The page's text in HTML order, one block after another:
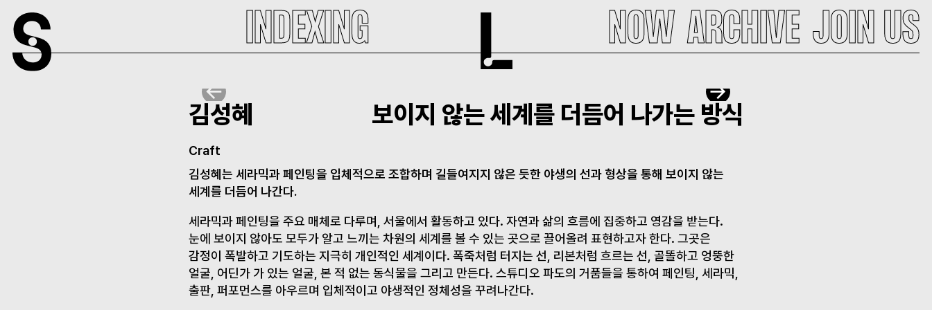
content
INDEXING NOW ARCHIVE JOIN US
김성혜 보이지 않는 세계를 더듬어 나가는 방식
Craft
김성혜는 세라믹과 페인팅을 입체적으로 조합하며 길들여지지 않은 듯한 야생의 선과 형상을 통해 보이지 않는
세계를 더듬어 나간다.
세라믹과 페인팅을 주요 매체로 다루며, 서울에서 활동하고 있다. 자연과 삶의 흐름에 집중하고 영감을 받는다.
눈에 보이지 않아도 모두가 알고 느끼는 차원의 세계를 볼 수 있는 곳으로 끌어올려 표현하고자 한다. 그곳은
감정이 폭발하고 기도하는 지극히 개인적인 세계이다. 폭죽처럼 터지는 선, 리본처럼 흐르는 선, 골똘하고 엉뚱한
얼굴, 어딘가 가 있는 얼굴, 본 적 없는 동식물을 그리고 만든다. 스튜디오 파도의 거품들을 통하여 페인팅, 세라믹,
출판, 퍼포먼스를 아우르며 입체적이고 야생적인 정체성을 꾸려나간다.